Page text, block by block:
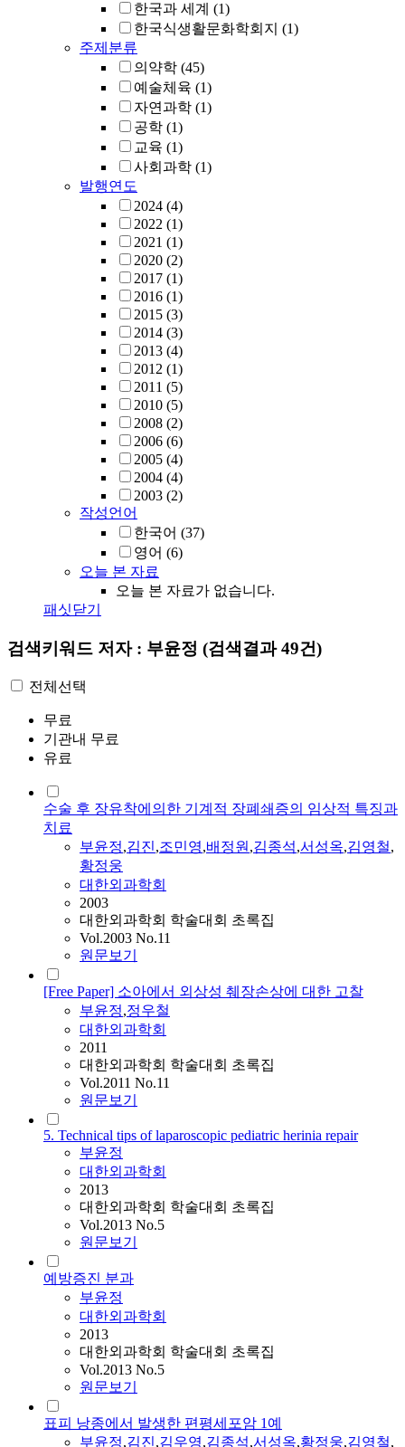
한국과 세계 (1)
한국식생활문화학회지 (1)
주제분류
의약학 (45)
예술체육 (1)
자연과학 (1)
공학 (1)
교육 (1)
사회과학 (1)
발행연도
2024 (4)
2022 (1)
2021 (1)
2020 (2)
2017 (1)
2016 (1)
2015 (3)
2014 (3)
2013 (4)
2012 (1)
2011 (5)
2010 (5)
2008 (2)
2006 (6)
2005 (4)
2004 (4)
2003 (2)
작성언어
한국어 (37)
영어 (6)
오늘 본 자료
오늘 본 자료가 없습니다.
패싯닫기
검색키워드 저자 : 부윤정 (검색결과 49건)
전체선택
무료
기관내 무료
유료
수술 후 장유착에의한 기계적 장폐쇄증의 임상적 특징과
치료
부윤정,김진,조민영,배정원,김종석,서성옥,김영철,
황정웅
대한외과학회
2003
대한외과학회 학술대회 초록집
Vol.2003 No.11
원문보기
[Free Paper] 소아에서 외상성 췌장손상에 대한 고찰
부윤정,정우철
대한외과학회
2011
대한외과학회 학술대회 초록집
Vol.2011 No.11
원문보기
5. Technical tips of laparoscopic pediatric herinia repair
부윤정
대한외과학회
2013
대한외과학회 학술대회 초록집
Vol.2013 No.5
원문보기
예방증진 분과
부윤정
대한외과학회
2013
대한외과학회 학술대회 초록집
Vol.2013 No.5
원문보기
표피 낭종에서 발생한 편평세포암 1예
부윤정,김진,김우영,김종석,서성옥,황정웅,김영철,